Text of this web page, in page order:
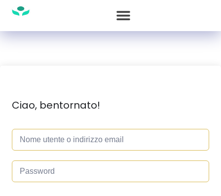
Ciao, bentornato!